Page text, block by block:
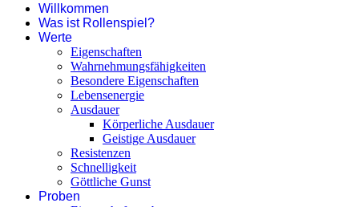
Willkommen
Was ist Rollenspiel?
Werte
Eigenschaften
Wahrnehmungsfähigkeiten
Besondere Eigenschaften
Lebensenergie
Ausdauer
Körperliche Ausdauer
Geistige Ausdauer
Resistenzen
Schnelligkeit
Göttliche Gunst
Proben